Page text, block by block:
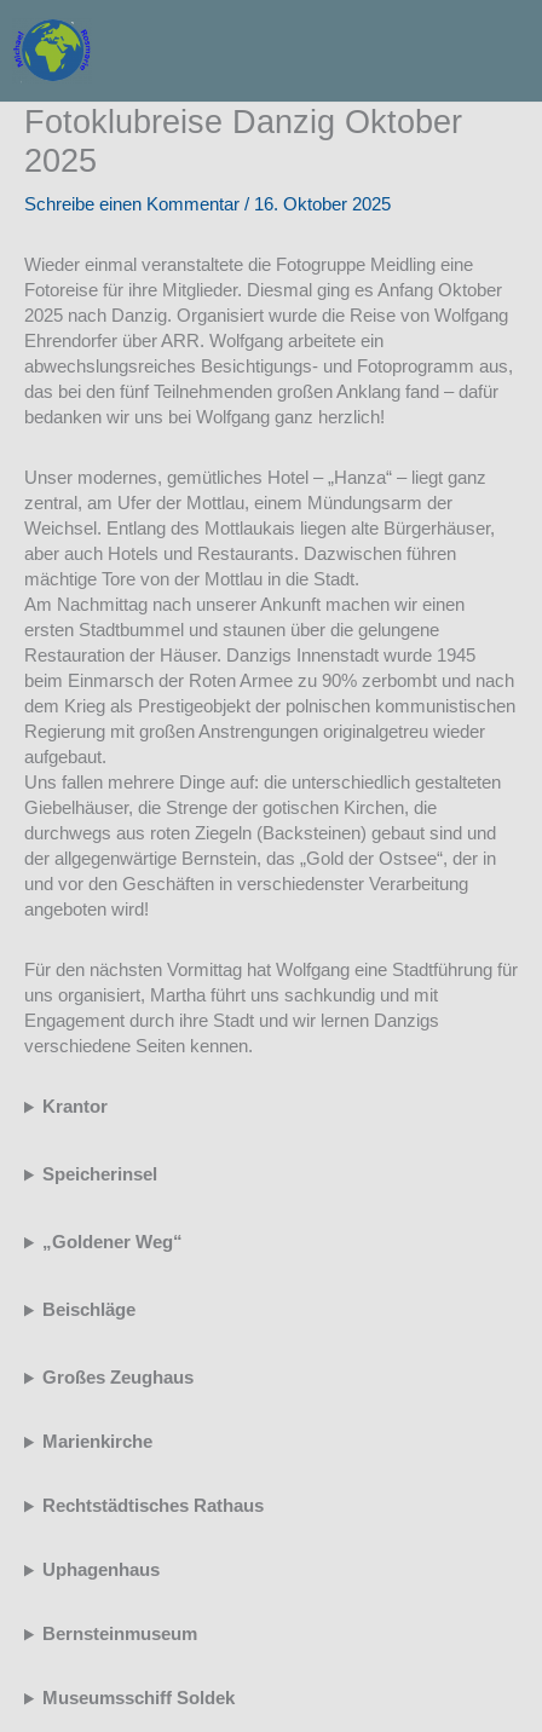
Inhalt
springen
Fotoklubreise Danzig Oktober
2025
Schreibe einen Kommentar / 16. Oktober 2025
Wieder einmal veranstaltete die Fotogruppe Meidling eine
Fotoreise für ihre Mitglieder. Diesmal ging es Anfang Oktober
2025 nach Danzig. Organisiert wurde die Reise von Wolfgang
Ehrendorfer über ARR. Wolfgang arbeitete ein
abwechslungsreiches Besichtigungs- und Fotoprogramm aus,
das bei den fünf Teilnehmenden großen Anklang fand – dafür
bedanken wir uns bei Wolfgang ganz herzlich!
Unser modernes, gemütliches Hotel – „Hanza“ – liegt ganz
zentral, am Ufer der Mottlau, einem Mündungsarm der
Weichsel. Entlang des Mottlaukais liegen alte Bürgerhäuser,
aber auch Hotels und Restaurants. Dazwischen führen
mächtige Tore von der Mottlau in die Stadt.
Am Nachmittag nach unserer Ankunft machen wir einen
ersten Stadtbummel und staunen über die gelungene
Restauration der Häuser. Danzigs Innenstadt wurde 1945
beim Einmarsch der Roten Armee zu 90% zerbombt und nach
dem Krieg als Prestigeobjekt der polnischen kommunistischen
Regierung mit großen Anstrengungen originalgetreu wieder
aufgebaut.
Uns fallen mehrere Dinge auf: die unterschiedlich gestalteten
Giebelhäuser, die Strenge der gotischen Kirchen, die
durchwegs aus roten Ziegeln (Backsteinen) gebaut sind und
der allgegenwärtige Bernstein, das „Gold der Ostsee“, der in
und vor den Geschäften in verschiedenster Verarbeitung
angeboten wird!
Für den nächsten Vormittag hat Wolfgang eine Stadtführung für
uns organisiert, Martha führt uns sachkundig und mit
Engagement durch ihre Stadt und wir lernen Danzigs
verschiedene Seiten kennen.
Krantor
Speicherinsel
„Goldener Weg“
Beischläge
Großes Zeughaus
Marienkirche
Rechtstädtisches Rathaus
Uphagenhaus
Bernsteinmuseum
Museumsschiff Soldek